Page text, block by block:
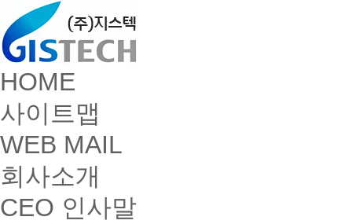
HOME
사이트맵
WEB MAIL
회사소개
CEO 인사말